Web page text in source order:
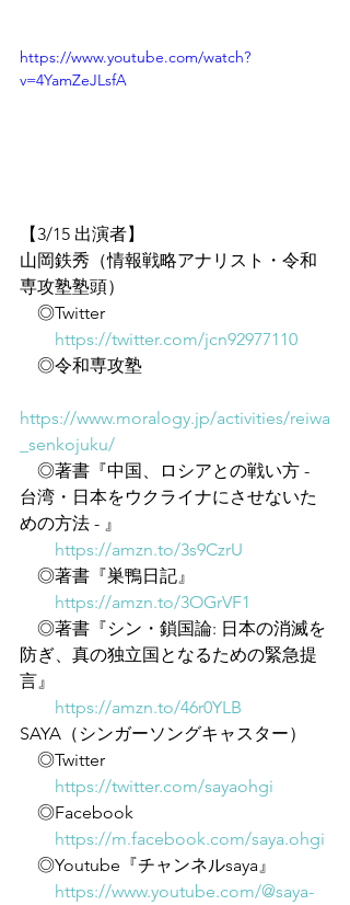
https://www.youtube.com/watch?
v=4YamZeJLsfA
【3/15 出演者】
山岡鉄秀（情報戦略アナリスト・令和
専攻塾塾頭）
◎Twitter
https://twitter.com/jcn92977110
◎令和専攻塾
https://www.moralogy.jp/activities/reiwa
_senkojuku/
◎著書『中国、ロシアとの戦い方 -
台湾・日本をウクライナにさせないた
めの方法 - 』
https://amzn.to/3s9CzrU
◎著書『巣鴨日記』
https://amzn.to/3OGrVF1
◎著書『シン・鎖国論: 日本の消滅を
防ぎ、真の独立国となるための緊急提
言』
https://amzn.to/46r0YLB
SAYA（シンガーソングキャスター）
◎Twitter
https://twitter.com/sayaohgi
◎Facebook
https://m.facebook.com/saya.ohgi
◎Youtube『チャンネルsaya』
https://www.youtube.com/@saya-